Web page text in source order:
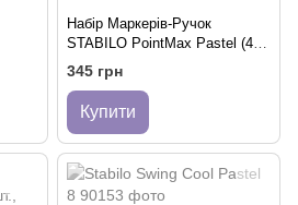
Набір Маркерів-Ручок
STABILO PointMax Pastel (4
шт.) | 0.8 мм.
345 грн
Купити